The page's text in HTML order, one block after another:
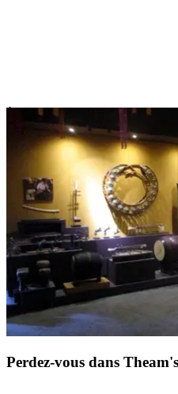
À 1h30 de route de Siem Reap,
lacustre encore préservé du
glisse entreles maisons sur
réparent leurs filets et l’on
Le lac Tonlé Sap
, miroir
entière, rythmée par les saisons
Cambodge rural est une
dans l’authenticitéet la douceur
prennent le goût du vrai et
Perdez-vous dans